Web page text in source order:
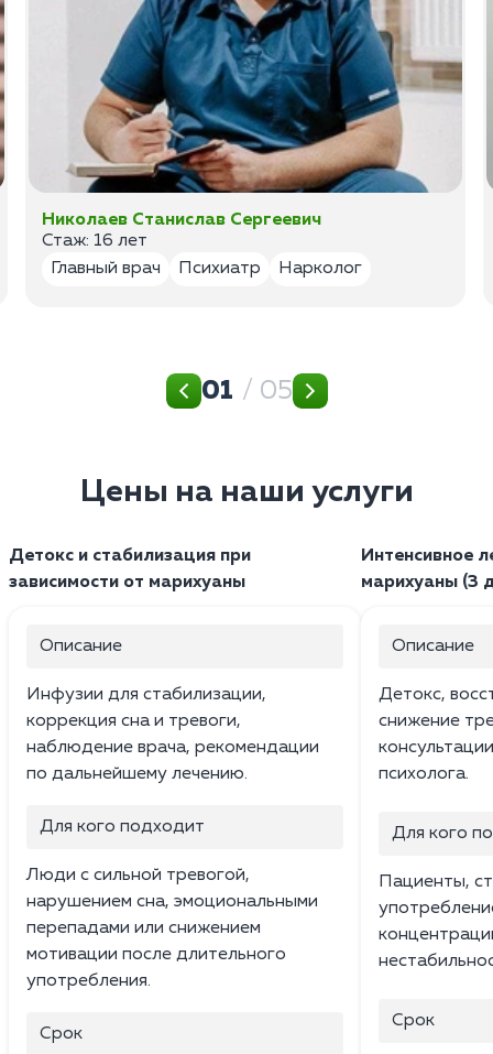
Николаев Станислав Сергеевич
Стаж: 16 лет
Главный врач
Психиатр Нарколог
01 / 05
Цены на наши услуги
Детокс и стабилизация при
зависимости от марихуаны
Описание
Инфузии для стабилизации,
коррекция сна и тревоги,
наблюдение врача, рекомендации
по дальнейшему лечению.
Для кого подходит
Люди с сильной тревогой,
нарушением сна, эмоциональными
перепадами или снижением
мотивации после длительного
употребления.
Срок
Интенсивное
марихуаны (3
Описание
Детокс,
снижение
психолога.
Для кого
Пациенты,
Срок